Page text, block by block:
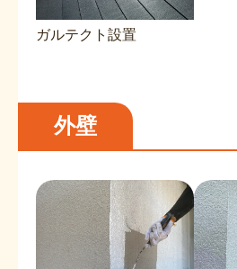
ガルテクト設置
外壁